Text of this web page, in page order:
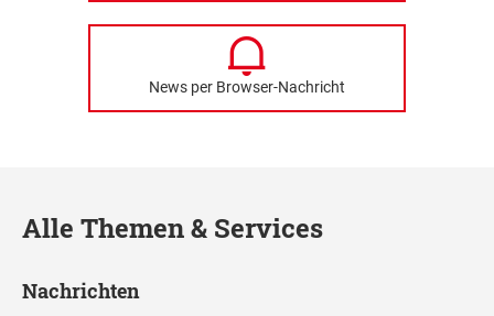
News per Browser-Nachricht
Alle Themen & Services
Nachrichten